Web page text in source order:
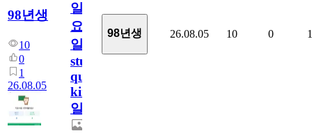
98년생
10
0
1
26.08.05
일
요
일/English
study
quiz
king775
일
98년생 26.08.05 10 0 1